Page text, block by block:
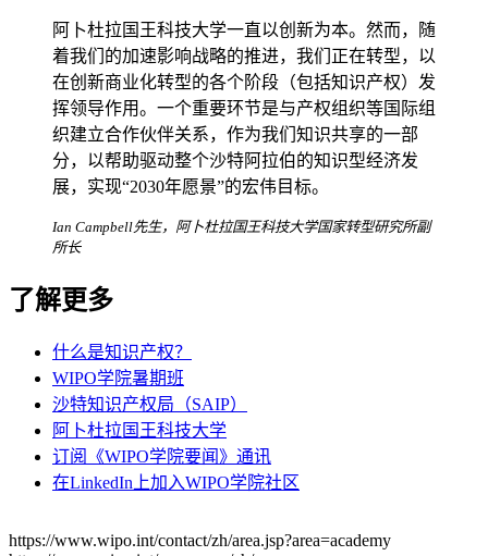
阿卜杜拉国王科技大学一直以创新为本。然而，随
着我们的加速影响战略的推进，我们正在转型，以
在创新商业化转型的各个阶段（包括知识产权）发
挥领导作用。一个重要环节是与产权组织等国际组
织建立合作伙伴关系，作为我们知识共享的一部
分，以帮助驱动整个沙特阿拉伯的知识型经济发
展，实现“2030年愿景”的宏伟目标。
Ian Campbell先生，阿卜杜拉国王科技大学国家转型研究所副
所长
了解更多
什么是知识产权？
WIPO学院暑期班
沙特知识产权局（SAIP）
阿卜杜拉国王科技大学
订阅《WIPO学院要闻》通讯
在LinkedIn上加入WIPO学院社区
https://www.wipo.int/contact/zh/area.jsp?area=academy